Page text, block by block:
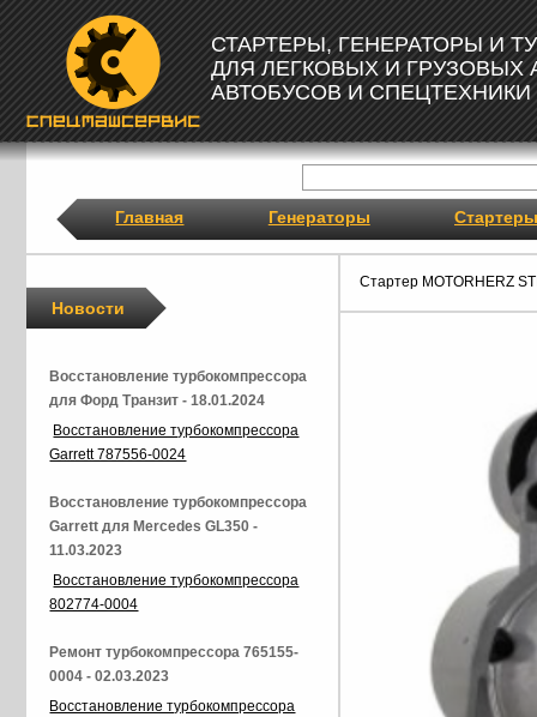
СТАРТЕРЫ, ГЕНЕРАТОРЫ И
ДЛЯ ЛЕГКОВЫХ И ГРУЗОВЫХ
АВТОБУСОВ И СПЕЦТЕХНИКИ
Главная Генераторы Стартеры
Стартер MOTORHERZ
Новости
Восстановление турбокомпрессора
для Форд Транзит - 18.01.2024
Восстановление турбокомпрессора
Garrett 787556-0024
Восстановление турбокомпрессора
Garrett для Mercedes GL350 -
11.03.2023
Восстановление турбокомпрессора
802774-0004
Ремонт турбокомпрессора 765155-
0004 - 02.03.2023
Восстановление турбокомпрессора